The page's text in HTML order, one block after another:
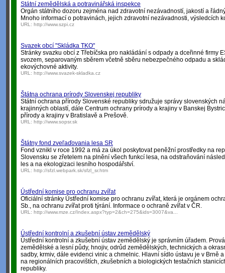
Státní zemědělská a potravinářská inspekce
Orgán státního dozoru zejména nad zdravotní nezávadností, jakostí a
Mnoho informací o potravinách, jejich zdravotní nezávadnosti, výsledcích
URL: http://www.szpi.cz
Svazek obcí "Skládka TKO"
Stránky svazku obcí z Třebíčska pro nakládání s odpady a dceřinné firmy
svozem, separovaným sběrem včetně sběru nebezpečného odpadu a
ekovýchovné aktivity.
URL: http://www.svazek-skladka.cz
Štátna ochrana prírody Slovenskej republiky
Státní ochrana přírody Slovenské republiky sdružuje správy slovenských
krajinných oblastí, dále Centrum ochrany prírody a krajiny v Banskej
přírody a krajiny v Bratislavě a Prešově.
URL: http://www.sopsr.sk
Štátny fond zveľaďovania lesa SR
Fond vznikl v roce 1992 a má za úkol poskytovat peněžní prostředky na
Slovensku se zřetelem na plnění všech funkcí lesa, na odstraňování
les a na ekologizaci lesního hospodářství.
URL: http://sfzl.webpark.sk/sfzl_sr.htm
Ústřední komise pro ochranu zvířat
Oficiální stránky Ústřední komise pro ochranu zvířat, která je orgánem
Sb., na ochranu zvířat proti týrání. Informace o ochraně zvířat v ČR.
URL: http://www.mze.cz/Index.aspx?typ=2&ch=275&ids=3007&va...
Ústřední kontrolní a zkušební ústav zemědělský
Ústřední kontrolní a zkušební ústav zemědělský je správním úřadem.
zemědělské a lesní půdy, hnojiv, odrůd zemědělských, technických a
sadby, krmiv, dále evidenci vinic a chmelnic. Hlavní sídlo ústavu je v Brně
na regionálních pracovištích, zkušebních a biologických testačních
republiky.